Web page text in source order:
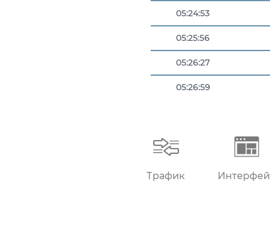
05:24:53
05:25:56
05:26:27
05:26:59
Трафик